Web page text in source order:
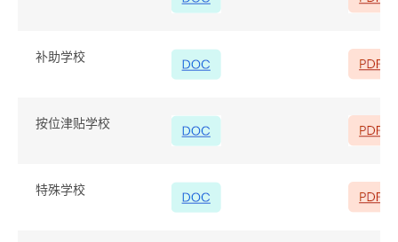
补助学校
按位津贴学校
特殊学校